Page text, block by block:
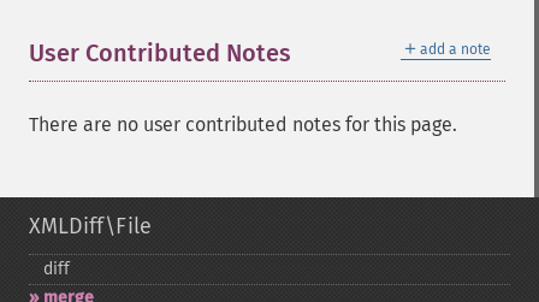
＋ add a note
User Contributed Notes
There are no user contributed notes for this page.
XMLDiff\File
diff
merge